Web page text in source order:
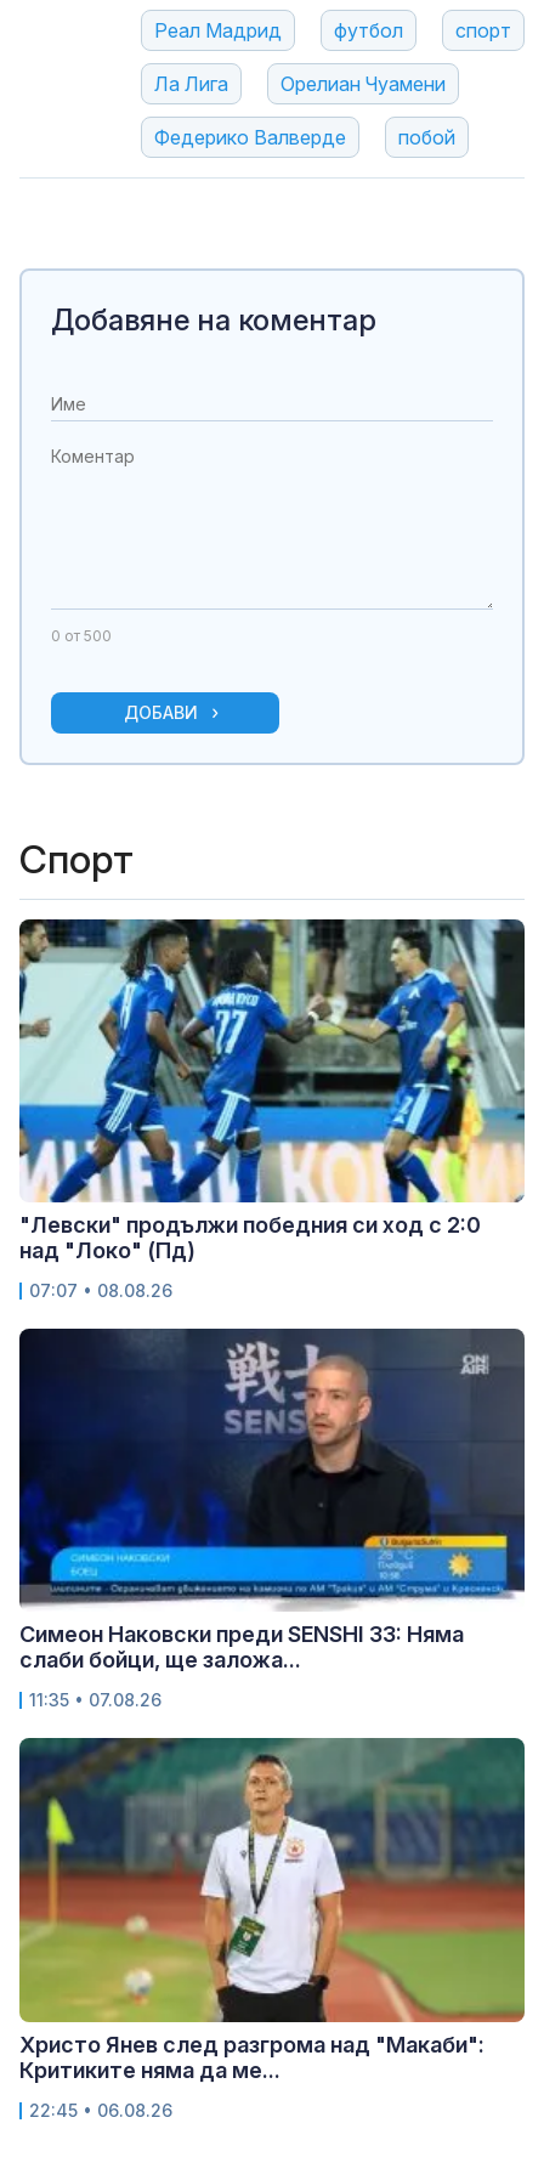
Реал Мадрид футбол спорт
Ла Лига Орелиан Чуамени
Федерико Валверде побой
Добавяне на коментар
0 от 500
ДОБАВИ
Спорт
"Левски" продължи победния си ход с 2:0
над "Локо" (Пд)
07:07 • 08.08.26
Симеон Наковски преди SENSHI 33: Няма
слаби бойци, ще заложа...
11:35 • 07.08.26
Христо Янев след разгрома над "Макаби":
Критиките няма да ме...
22:45 • 06.08.26